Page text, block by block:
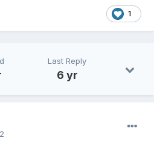
1
Last Reply
6 yr